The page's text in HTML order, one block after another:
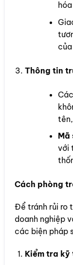
Thông tin
Mã
với
Cách phòng
Để tránh rủi ro
doanh nghiệp
các biện pháp
Kiểm tra